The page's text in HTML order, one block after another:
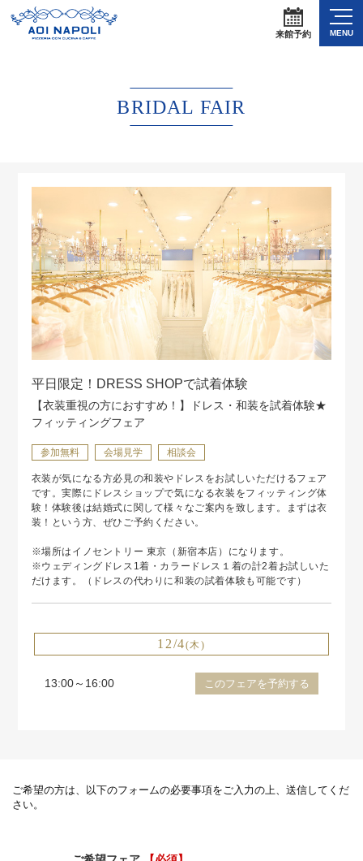
来館予約 MENU
BRIDAL FAIR
平日限定！DRESS SHOPで試着体験
【衣装重視の方におすすめ！】ドレス・和装を試着体験★
フィッティングフェア
参加無料 会場見学 相談会
衣装が気になる方必見の和装やドレスをお試しいただけるフェア
です。実際にドレスショップで気になる衣装をフィッティング体
験！体験後は結婚式に関して様々なご案内を致します。まずは衣
装！という方、ぜひご予約ください。
※場所はイノセントリー 東京（新宿本店）になります。
※ウェディングドレス1着・カラードレス１着の計2着お試しいた
だけます。（ドレスの代わりに和装の試着体験も可能です）
12/4(木)
13:00～16:00 このフェアを予約する